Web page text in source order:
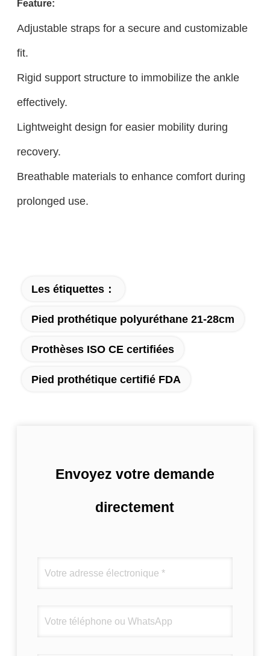
Feature:
Adjustable straps for a secure and customizable
fit.
Rigid support structure to immobilize the ankle
effectively.
Lightweight design for easier mobility during
recovery.
Breathable materials to enhance comfort during
prolonged use.
Les étiquettes：
Pied prothétique polyuréthane 21-28cm
Prothèses ISO CE certifiées
Pied prothétique certifié FDA
Envoyez votre demande
directement